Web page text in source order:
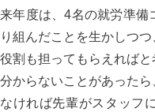
来年度は、4名の就労準備
り組んだことを生かしつ
役割も担ってもらえればと
分からないことがあった
なければ先輩がスタッフ